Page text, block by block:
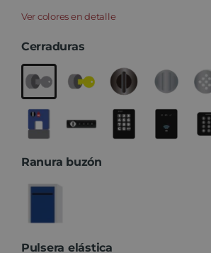
Ver colores en detalle
Cerraduras
Ranura buzón
Pulsera elástica